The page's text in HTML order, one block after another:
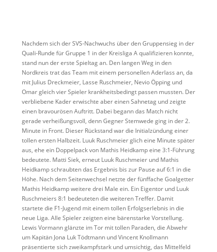
Nachdem sich der SVS-Nachwuchs über den Gruppensieg in der
Quali-Runde für Gruppe 1 in der Kreisliga A qualifizieren konnte,
stand nun der erste Spieltag an. Den langen Weg in den
Nordkreis trat das Team mit einem personellen Aderlass an, da
mit Julius Dreckmeier, Lasse Ruschmeier, Nevio Öpping und
Omar gleich vier Spieler krankheitsbedingt passen mussten. Der
verbliebene Kader erwischte aber einen Sahnetag und zeigte
einen bravourösen Auftritt. Dabei begann das Match nicht
gerade verheißungsvoll, denn Gegner Stemwede ging in der 2.
Minute in Front. Dieser Rückstand war die Initialzündung einer
tollen ersten Halbzeit. Luuk Ruschmeier glich eine Minute später
aus, ehe ein Doppelpack von Mathis Heidkamp eine 3:1-Führung
bedeutete. Matti Siek, erneut Luuk Ruschmeier und Mathis
Heidkamp schraubten das Ergebnis bis zur Pause auf 6:1 in die
Höhe. Nach dem Seitenwechsel netzte der fünffache Goalgetter
Mathis Heidkamp weitere drei Male ein. Ein Eigentor und Luuk
Ruschmeiers 8:1 bedeuteten die weiteren Treffer. Damit
startete die F1-Jugend mit einem tollen Erfolgserlebnis in die
neue Liga. Alle Spieler zeigten eine bärenstarke Vorstellung.
Lewis Vormann glänzte im Tor mit tollen Paraden, die Abwehr
um Kapitän Jona Luk Tödtmann und Vincent Knollmann
präsentierte sich zweikampfstark und umsichtig, das Mittelfeld